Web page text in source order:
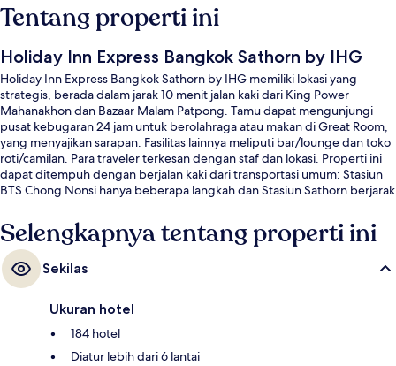
Tentang properti ini
Holiday Inn Express Bangkok Sathorn by IHG
Holiday Inn Express Bangkok Sathorn by IHG memiliki lokasi yang
strategis, berada dalam jarak 10 menit jalan kaki dari King Power
Mahanakhon dan Bazaar Malam Patpong. Tamu dapat mengunjungi
pusat kebugaran 24 jam untuk berolahraga atau makan di Great Room,
yang menyajikan sarapan. Fasilitas lainnya meliputi bar/lounge dan toko
roti/camilan. Para traveler terkesan dengan staf dan lokasi. Properti ini
dapat ditempuh dengan berjalan kaki dari transportasi umum: Stasiun
BTS Chong Nonsi hanya beberapa langkah dan Stasiun Sathorn berjarak
Selengkapnya tentang properti ini
Sekilas
Ukuran hotel
184 hotel
Diatur lebih dari 6 lantai